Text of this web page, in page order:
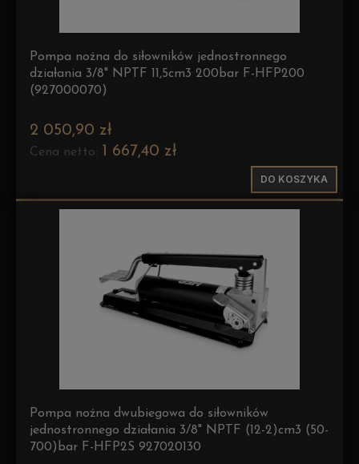
Pompa nożna do siłowników jednostronnego
działania 3/8" NPTF 11,5cm3 200bar F-HFP200
(927000070)
2 050,90 zł
Cena netto: 1 667,40 zł
DO KOSZYKA
Pompa nożna dwubiegowa do siłowników
jednostronnego działania 3/8" NPTF (12-2)cm3 (50-
700)bar F-HFP2S 927020130